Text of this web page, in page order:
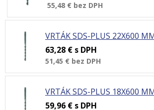
55,48 € bez DPH
VRTÁK SDS-PLUS 22X600
63,28 € s DPH
51,45 € bez DPH
VRTÁK SDS-PLUS 18X600
59,96 € s DPH